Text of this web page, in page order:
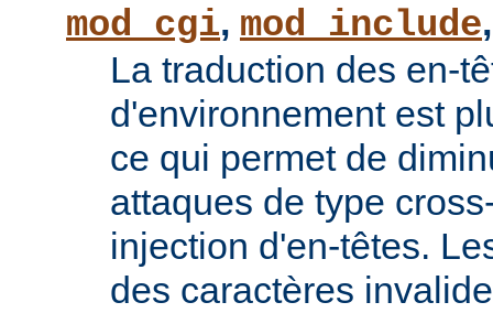
mod_cgi, mod_include
La traduction des en-
d'environnement est
ce qui permet de
attaques de type
injection d'en-têtes.
des caractères